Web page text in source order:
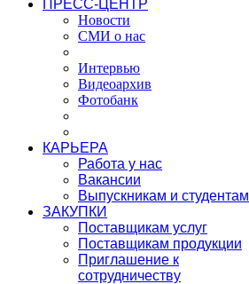
ПРЕСС-ЦЕНТР
Новости
СМИ о нас
Интервью
Видеоархив
Фотобанк
КАРЬЕРА
Работа у нас
Вакансии
Выпускникам и студентам
ЗАКУПКИ
Поставщикам услуг
Поставщикам продукции
Приглашение к
сотрудничеству